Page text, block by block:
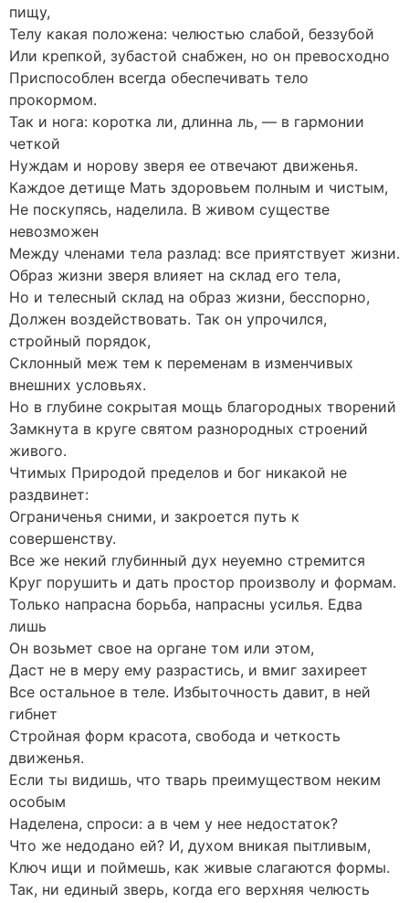
пищу,
Телу какая положена: челюстью слабой, беззубой
Или крепкой, зубастой снабжен, но он превосходно
Приспособлен всегда обеспечивать тело
прокормом.
Так и нога: коротка ли, длинна ль, — в гармонии
четкой
Нуждам и норову зверя ее отвечают движенья.
Каждое детище Мать здоровьем полным и чистым,
Не поскупясь, наделила. В живом существе
невозможен
Между членами тела разлад: все приятствует жизни.
Образ жизни зверя влияет на склад его тела,
Но и телесный склад на образ жизни, бесспорно,
Должен воздействовать. Так он упрочился,
стройный порядок,
Склонный меж тем к переменам в изменчивых
внешних условьях.
Но в глубине сокрытая мощь благородных творений
Замкнута в круге святом разнородных строений
живого.
Чтимых Природой пределов и бог никакой не
раздвинет:
Ограниченья сними, и закроется путь к
совершенству.
Все же некий глубинный дух неуемно стремится
Круг порушить и дать простор произволу и формам.
Только напрасна борьба, напрасны усилья. Едва
лишь
Он возьмет свое на органе том или этом,
Даст не в меру ему разрастись, и вмиг захиреет
Все остальное в теле. Избыточность давит, в ней
гибнет
Стройная форм красота, свобода и четкость
движенья.
Если ты видишь, что тварь преимуществом неким
особым
Наделена, спроси: а в чем у нее недостаток?
Что же недодано ей? И, духом вникая пытливым,
Ключ ищи и поймешь, как живые слагаются формы.
Так, ни единый зверь, когда его верхняя челюсть